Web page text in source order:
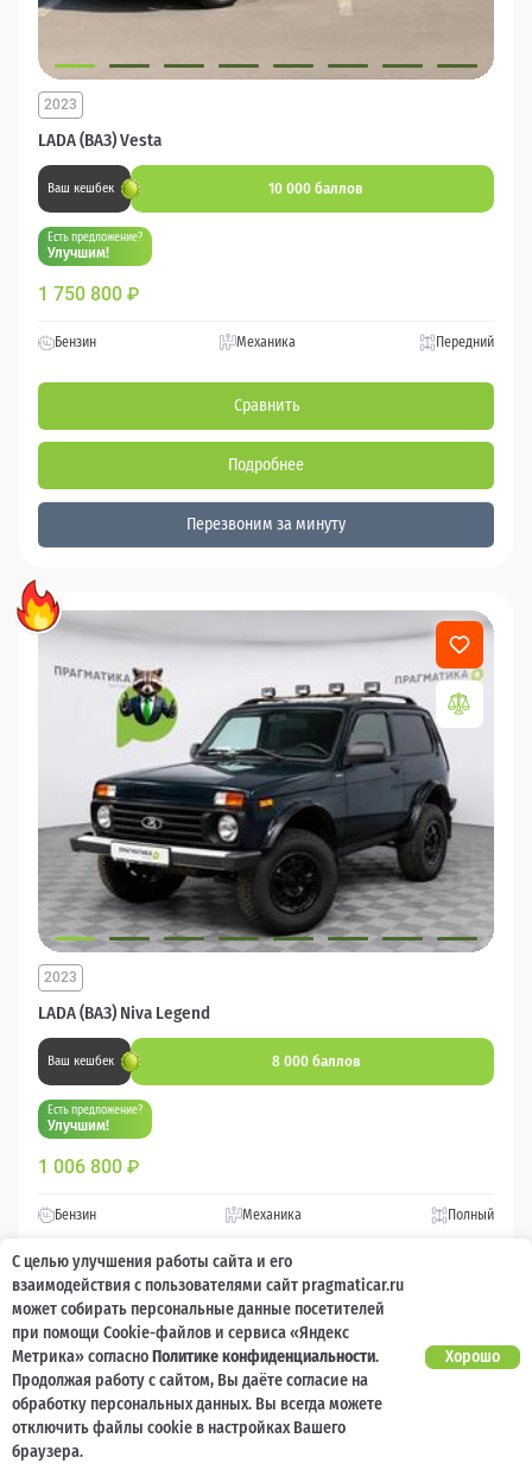
LADA (ВАЗ) Vesta
2023
Ваш кешбек 10 000 баллов
Есть предложение?
Улучшим!
1 750 800 ₽
Бензин Механика Передний
Сравнить
Подробнее
Перезвоним за минуту
LADA (ВАЗ) Niva Legend
2023
Ваш кешбек 8 000 баллов
Есть предложение?
Улучшим!
1 006 800 ₽
Бензин Механика Полный
Сравнить
Подробнее
Перезвоним за минуту
С целью улучшения работы сайта и его
взаимодействия с пользователями сайт pragmaticar.ru
может собирать персональные данные посетителей
при помощи Cookie-файлов и сервиса «Яндекс
Метрика» согласноПолитике конфиденциальности.
Продолжая работу с сайтом, Вы даёте согласие на
обработку персональных данных. Вы всегда можете
отключить файлы cookie в настройках Вашего
браузера.
Хорошо